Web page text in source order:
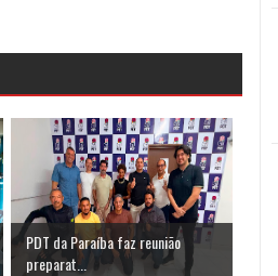
PDT da Paraíba faz reunião
preparat...